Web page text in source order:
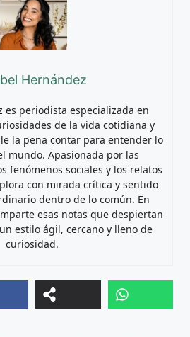
Hernández
es periodista especializada en
de la vida cotidiana y
la pena contar para entender lo
mundo. Apasionada por las
fenómenos sociales y los relatos
con mirada crítica y sentido
dentro de lo común. En
esas notas que despiertan
estilo ágil, cercano y lleno de
curiosidad.